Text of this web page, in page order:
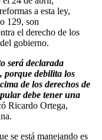
a esta ley,
129, son
el derecho de los
gobierno.
será declarada
porque debilita los
de los derechos de
debe tener una
Ricardo Ortega,
se está manejando es